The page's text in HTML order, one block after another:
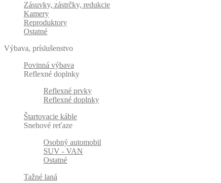
Zásuvky, zástrčky, redukcie
Kamery
Reproduktory
Ostatné
Výbava, príslušenstvo
Povinná výbava
Reflexné doplnky
Reflexné prvky
Reflexné doplnky
Štartovacie káble
Snehové reťaze
Osobný automobil
SUV - VAN
Ostatné
Tažné laná